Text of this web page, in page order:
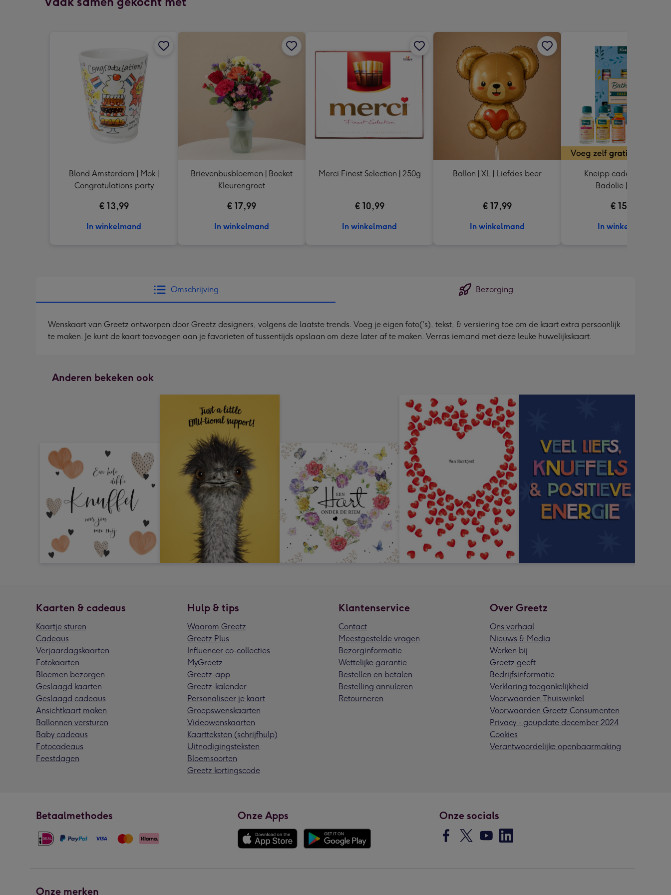
mm
Blond Amsterdam | Mok |
Congratulations party
€ 13,99
In winkelmand
Brievenbusbloemen | Boeket
Kleurengroet
€ 17,99
In winkelmand
Merci Finest Selection | 250g
€ 10,99
In winkelmand
Ballon | XL | Liefdes beer
€ 17,99
In winkelmand
Kneipp cadeaupakket |
Badolie | 6x20ml
€ 15,99
In winkelmand
Omschrijving Bezorging
Wenskaart van Greetz ontworpen door Greetz designers, volgens de laatste trends. Voeg je eigen foto('s), tekst, & versiering toe om de kaart extra persoonlijk
te maken. Je kunt de kaart toevoegen aan je favorieten of tussentijds opslaan om deze later af te maken. Verras iemand met deze leuke huwelijkskaart.
Anderen bekeken ook
Kaarten & cadeaus
Kaartje sturen
Cadeaus
Verjaardagskaarten
Fotokaarten
Bloemen bezorgen
Geslaagd kaarten
Geslaagd cadeaus
Ansichtkaart maken
Ballonnen versturen
Baby cadeaus
Fotocadeaus
Feestdagen
Hulp & tips
Waarom Greetz
Greetz Plus
Influencer co-collecties
MyGreetz
Greetz-app
Greetz-kalender
Personaliseer je kaart
Groepswenskaarten
Videowenskaarten
Kaartteksten (schrijfhulp)
Uitnodigingsteksten
Bloemsoorten
Greetz kortingscode
Klantenservice
Contact
Meestgestelde vragen
Bezorginformatie
Wettelijke garantie
Bestellen en betalen
Bestelling annuleren
Retourneren
Over Greetz
Ons verhaal
Nieuws & Media
Werken bij
Greetz geeft
Bedrijfsinformatie
Verklaring toegankelijkheid
Voorwaarden Thuiswinkel
Voorwaarden Greetz Consumenten
Privacy - geupdate december 2024
Cookies
Verantwoordelijke openbaarmaking
Betaalmethodes Onze Apps Onze socials
Onze merken